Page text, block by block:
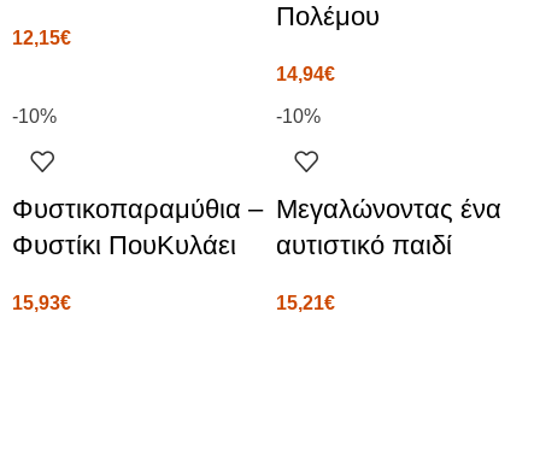
12,15€
Πολέμου
14,94€
-10%
Φυστικοπαραμύθια –
Φυστίκι ΠουΚυλάει
15,93€
-10%
Μεγαλώνοντας ένα
αυτιστικό παιδί
15,21€